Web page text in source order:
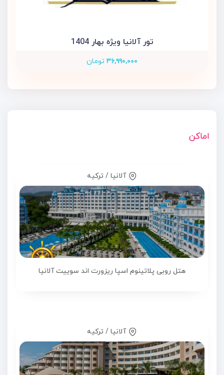
تور آلانیا ویژه بهار 1404
۳۶,۹۹۰,۰۰۰ تومان
اماکن
آلانیا / ترکیه
هتل روبی پلاتینوم اسپا ریزورت اند سوییت آلانیا
آلانیا / ترکیه